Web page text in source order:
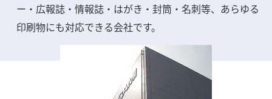
ー・広報誌・情報誌・はがき・封筒・名刺等、あらゆる
印刷物にも対応できる会社です。